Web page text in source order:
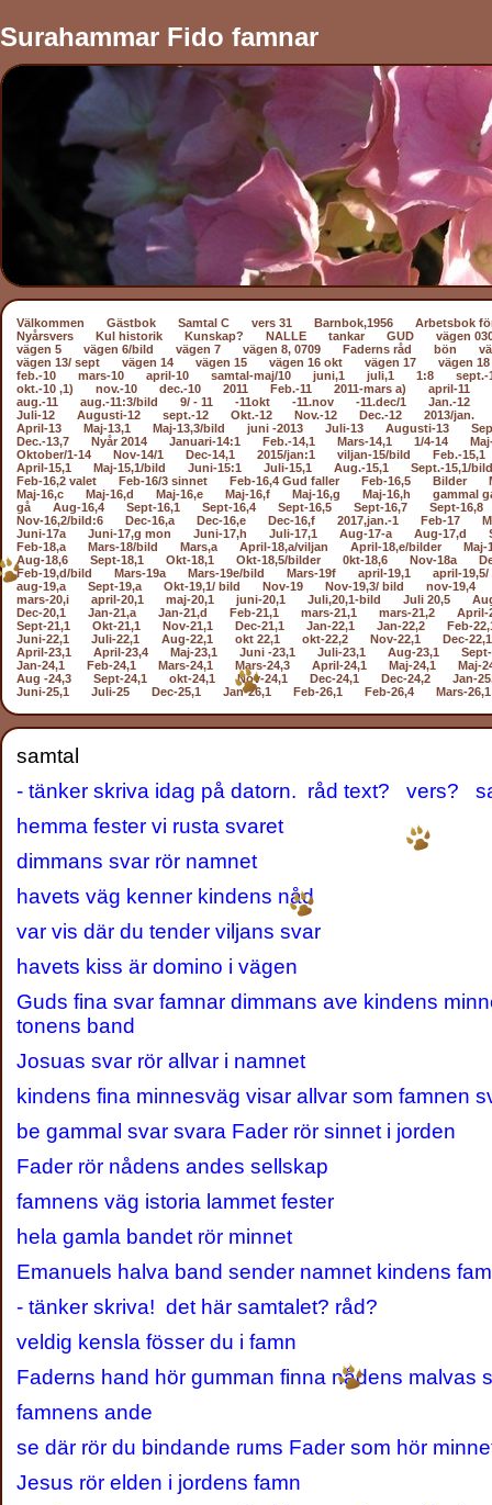
Surahammar Fido famnar
Välkommen Gästbok Samtal C vers 31 Barnbok,1956
Arbetsbok
Nyårsvers
Kul historik Kunskap? NALLE tankar GUD
vägen
vägen 5
vägen 6/bild vägen 7 vägen 8, 0709 Faderns råd bön
vägen 13/ sept
vägen 14 vägen 15 vägen 16 okt vägen 17
vägen 18
feb.-10
mars-10 april-10 samtal-maj/10 juni,1 juli,1 1:8
sept.-
okt.-10 ,1)
nov.-10 dec.-10 2011 Feb.-11 2011-mars a)
april-11
aug.-11
aug.-11:3/bild 9/ - 11 -11okt -11.nov -11.dec/1
Jan.-12
Juli-12
Augusti-12 sept.-12 Okt.-12 Nov.-12 Dec.-12
2013/jan.
April-13
Maj-13,1 Maj-13,3/bild juni -2013 Juli-13 Augusti-13
Dec.-13,7
Nyår 2014 Januari-14:1 Feb.-14,1 Mars-14,1 1/4-14
Oktober/1-14
Nov-14/1 Dec-14,1 2015/jan:1 viljan-15/bild
Feb.-15,1
April-15,1
Maj-15,1/bild Juni-15:1 Juli-15,1 Aug.-15,1
Sept.-15,1/
Feb-16,2 valet
Feb-16/3 sinnet Feb-16,4 Gud faller Feb-16,5 Bilder
Maj-16,c
Maj-16,d Maj-16,e Maj-16,f Maj-16,g Maj-16,h
gammal
gå
Aug-16,4 Sept-16,1 Sept-16,4 Sept-16,5 Sept-16,7
Sept-16,8
Nov-16,2/bild:6
Dec-16,a Dec-16,e Dec-16,f 2017,jan.-1 Feb-17
Juni-17a
Juni-17,g mon Juni-17,h Juli-17,1 Aug-17-a Aug-17,d
Feb-18,a
Mars-18/bild Mars,a April-18,a/viljan April-18,e/bilder
Maj-
Aug-18,6
Sept-18,1 Okt-18,1 Okt-18,5/bilder 0kt-18,6 Nov-18a
Feb-19,d/bild
Mars-19a Mars-19e/bild Mars-19f april-19,1
april-
aug-19,a
Sept-19,a Okt-19,1/ bild Nov-19 Nov-19,3/ bild
nov-19,4
mars-20,i
april-20,1 maj-20,1 juni-20,1 Juli,20,1-bild Juli 20,5
Dec-20,1
Jan-21,a Jan-21,d Feb-21,1 mars-21,1 mars-21,2
April-
Sept-21,1
Okt-21,1 Nov-21,1 Dec-21,1 Jan-22,1 Jan-22,2
Feb-
Juni-22,1
Juli-22,1 Aug-22,1 okt 22,1 okt-22,2 Nov-22,1
Dec-22,1
April-23,1
April-23,4 Maj-23,1 Juni -23,1 Juli-23,1 Aug-23,1
Jan-24,1
Feb-24,1 Mars-24,1 Mars-24,3 April-24,1 Maj-24,1
Maj-
Aug -24,3
Sept-24,1 okt-24,1 Nov-24,1 Dec-24,1 Dec-24,2
Jan-
Juni-25,1
Juli-25 Dec-25,1 Jan-26,1 Feb-26,1 Feb-26,4 Mars-26,1
samtal
- tänker skriva idag på datorn. råd text? vers?
hemma fester vi rusta svaret
dimmans svar rör namnet
havets väg kenner kindens nåd
var vis där du tender viljans svar
havets kiss är domino i vägen
Guds fina svar famnar dimmans ave kindens
tonens band
Josuas svar rör allvar i namnet
kindens fina minnesväg visar allvar som famnen
be gammal svar svara Fader rör sinnet i jorden
Fader rör nådens andes sellskap
famnens väg istoria lammet fester
hela gamla bandet rör minnet
Emanuels halva band sender namnet kindens
- tänker skriva! det här samtalet? råd?
veldig kensla fösser du i famn
Faderns hand hör gumman finna nådens malvas
famnens ande
se där rör du bindande rums Fader som hör
Jesus rör elden i jordens famn